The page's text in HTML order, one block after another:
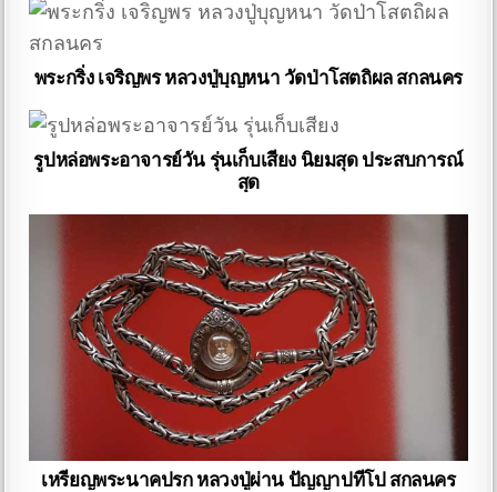
พระกริ่ง เจริญพร หลวงปู่บุญหนา วัดป่าโสตถิผล สกลนคร
รูปหล่อพระอาจารย์วัน รุ่นเก็บเสียง นิยมสุด ประสบการณ์
สุด
เหรียญพระนาคปรก หลวงปู่ผ่าน ปัญญาปทีโป สกลนคร